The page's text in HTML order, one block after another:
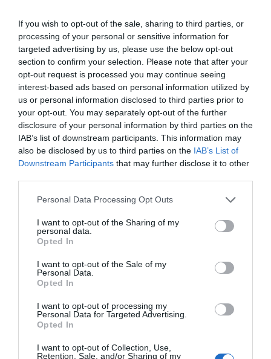
If you wish to opt-out of the sale, sharing to third parties, or
processing of your personal or sensitive information for
targeted advertising by us, please use the below opt-out
section to confirm your selection. Please note that after your
opt-out request is processed you may continue seeing
interest-based ads based on personal information utilized by
us or personal information disclosed to third parties prior to
your opt-out. You may separately opt-out of the further
disclosure of your personal information by third parties on the
IAB’s list of downstream participants. This information may
also be disclosed by us to third parties on the IAB’s List of
Downstream Participants that may further disclose it to other
Personal Data Processing Opt Outs
I want to opt-out of the Sharing of my
personal data.
Opted In
I want to opt-out of the Sale of my
Personal Data.
Opted In
I want to opt-out of processing my
Personal Data for Targeted Advertising.
Opted In
I want to opt-out of Collection, Use,
Retention, Sale, and/or Sharing of my
Índex2P
Real Sociedad
PRO Women in Sports
Compartir